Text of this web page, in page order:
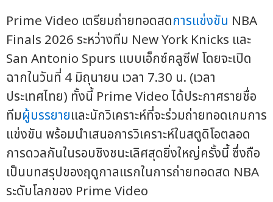
Prime Video เตรียมถ่ายทอดสดการแข่งขัน NBA
Finals 2026 ระหว่างทีม New York Knicks และ
San Antonio Spurs แบบเอ็กซ์คลูซีฟ โดยจะเปิด
ฉากในวันที่ 4 มิถุนายน เวลา 7.30 น. (เวลา
ประเทศไทย) ทั้งนี้ Prime Video ได้ประกาศรายชื่อ
ทีมผู้บรรยายและนักวิเคราะห์ที่จะร่วมถ่ายทอดเกมการ
แข่งขัน พร้อมนำเสนอการวิเคราะห์ในสตูดิโอตลอด
การดวลกันในรอบชิงชนะเลิศสุดยิ่งใหญ่ครั้งนี้ ซึ่งถือ
เป็นบทสรุปของฤดูกาลแรกในการถ่ายทอดสด NBA
ระดับโลกของ Prime Video